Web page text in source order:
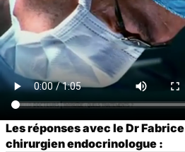
Les réponses avec le Dr
chirurgien endocrinologue :